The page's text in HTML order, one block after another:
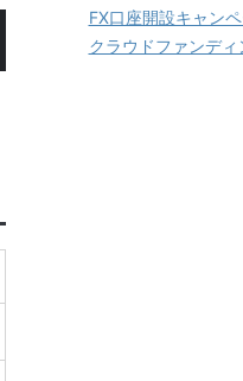
FX口座開設キャン
クラウドファンデ